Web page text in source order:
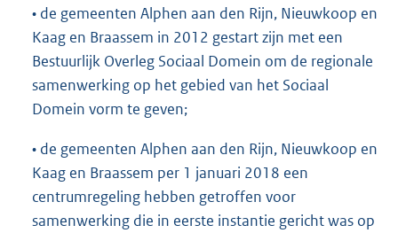
• de gemeenten Alphen aan den Rijn, Nieuwkoop en
Kaag en Braassem in 2012 gestart zijn met een
Bestuurlijk Overleg Sociaal Domein om de regionale
samenwerking op het gebied van het Sociaal
Domein vorm te geven;
• de gemeenten Alphen aan den Rijn, Nieuwkoop en
Kaag en Braassem per 1 januari 2018 een
centrumregeling hebben getroffen voor
samenwerking die in eerste instantie gericht was op